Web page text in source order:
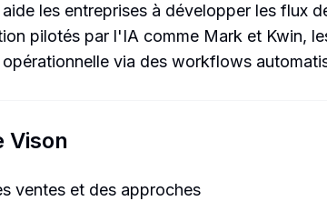
les entreprises à développer les flux
pilotés par l'IA comme Mark et Kwin,
via des workflows
Vison
ventes et des approches